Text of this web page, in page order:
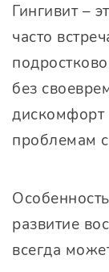
Гингивит –
часто
без
дискомфорт
проблемам
развитие
всегда